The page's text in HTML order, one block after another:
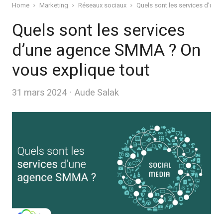
Home Marketing Réseaux sociaux Quels sont les services
Quels sont les services
d’une agence SMMA ? On
vous explique tout
31 mars 2024 Author
Aude Salak